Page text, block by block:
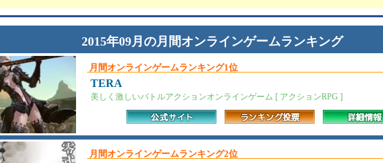
2015年09月の月間オンラインゲームランキング
月間オンラインゲームランキング1位
TERA
美しく激しいバトルアクションオンラインゲーム [ アクションRPG ]
月間オンラインゲームランキング2位